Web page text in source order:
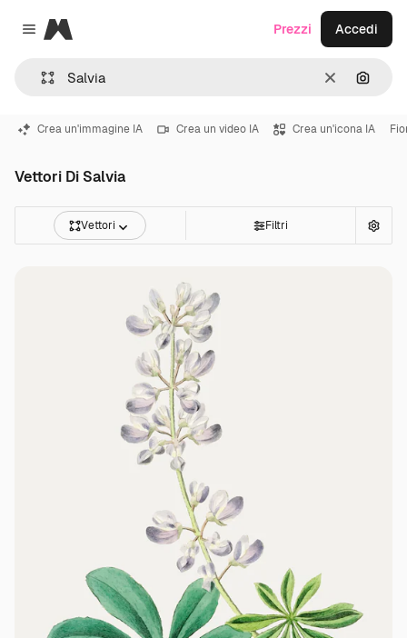
Close menu
Magnific
CancellaCerca
Prezzi Accedi
Crea un'immagine IA Crea un video IA Crea un'icona IA
Vettori Di Salvia
Vettori Filtri